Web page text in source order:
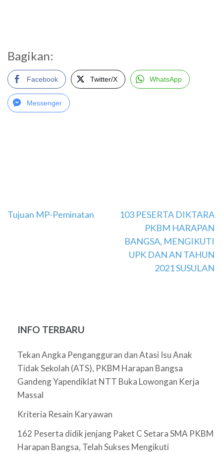
Bagikan:
Facebook Twitter/X WhatsApp
Messenger
Navigasi
Tujuan MP-Peminatan
103 PESERTA DIKTARA
PKBM HARAPAN
BANGSA, MENGIKUTI
UPK DAN AN TAHUN
2021 SUSULAN
INFO TERBARU
Tekan Angka Pengangguran dan Atasi Isu Anak
Tidak Sekolah (ATS), PKBM Harapan Bangsa
Gandeng Yapendiklat NTT Buka Lowongan Kerja
Massal
Kriteria Resain Karyawan
162 Peserta didik jenjang Paket C Setara SMA PKBM
Harapan Bangsa, Telah Sukses Mengikuti